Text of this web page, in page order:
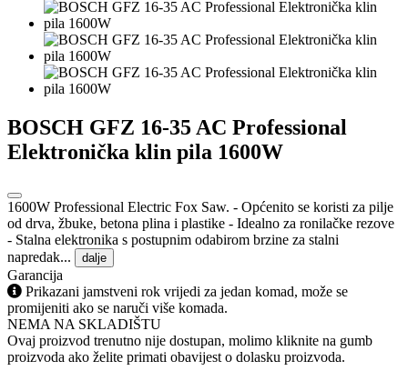
BOSCH GFZ 16-35 AC Professional
Elektronička klin pila 1600W
1600W Professional Electric Fox Saw. - Općenito se koristi za pilje
od drva, žbuke, betona plina i plastike - Idealno za ronilačke rezove
- Stalna elektronika s postupnim odabirom brzine za stalni
napredak...
dalje
Garancija
Prikazani jamstveni rok vrijedi za jedan komad, može se
promijeniti ako se naruči više komada.
NEMA NA SKLADIŠTU
Ovaj proizvod trenutno nije dostupan, molimo kliknite na gumb
proizvoda ako želite primati obavijest o dolasku proizvoda.